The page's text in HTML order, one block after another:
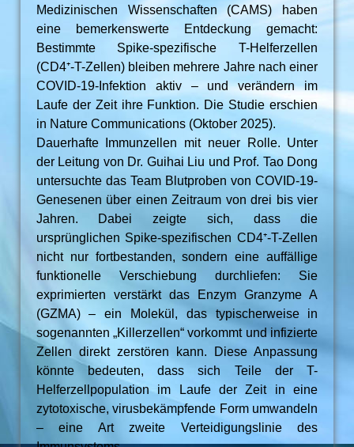
Medizinischen Wissenschaften (CAMS) haben
eine bemerkenswerte Entdeckung gemacht:
Bestimmte Spike-spezifische T-Helferzellen
(CD4⁺-T-Zellen) bleiben mehrere Jahre nach einer
COVID-19-Infektion aktiv – und verändern im
Laufe der Zeit ihre Funktion. Die Studie erschien
in Nature Communications (Oktober 2025).
Dauerhafte Immunzellen mit neuer Rolle. Unter
der Leitung von Dr. Guihai Liu und Prof. Tao Dong
untersuchte das Team Blutproben von COVID-19-
Genesenen über einen Zeitraum von drei bis vier
Jahren. Dabei zeigte sich, dass die
ursprünglichen Spike-spezifischen CD4⁺-T-Zellen
nicht nur fortbestanden, sondern eine auffällige
funktionelle Verschiebung durchliefen: Sie
exprimierten verstärkt das Enzym Granzyme A
(GZMA) – ein Molekül, das typischerweise in
sogenannten „Killerzellen“ vorkommt und infizierte
Zellen direkt zerstören kann. Diese Anpassung
könnte bedeuten, dass sich Teile der T-
Helferzellpopulation im Laufe der Zeit in eine
zytotoxische, virusbekämpfende Form umwandeln
– eine Art zweite Verteidigungslinie des